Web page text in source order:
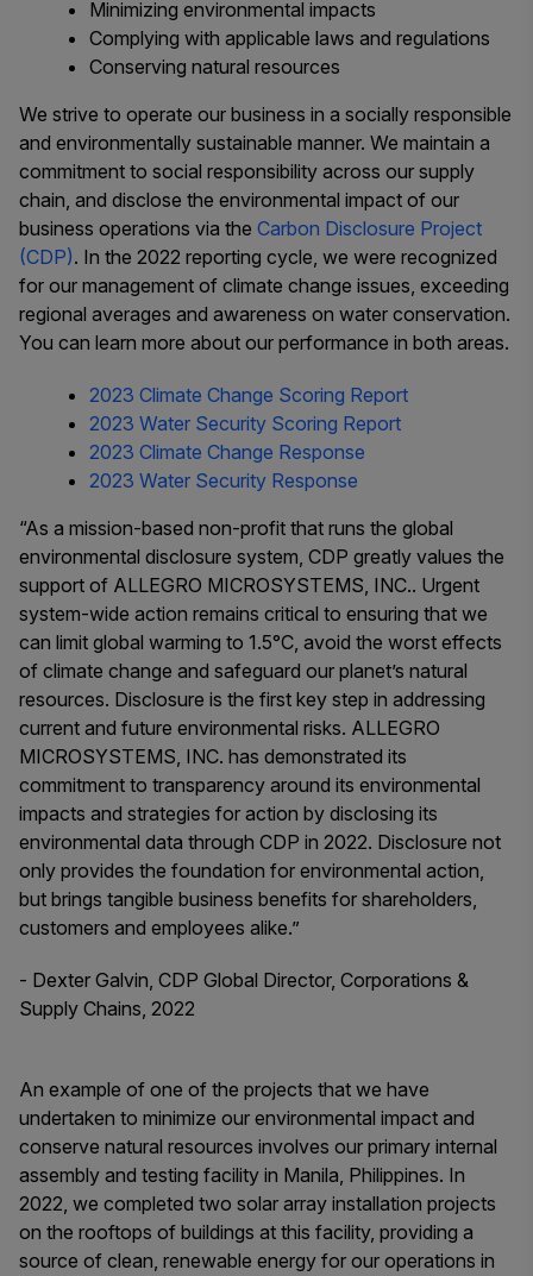
Minimizing environmental impacts
Complying with applicable laws and regulations
Conserving natural resources
We strive to operate our business in a socially responsible
and environmentally sustainable manner. We maintain a
commitment to social responsibility across our supply
chain, and disclose the environmental impact of our
business operations via the Carbon Disclosure Project
(CDP). In the 2022 reporting cycle, we were recognized
for our management of climate change issues, exceeding
regional averages and awareness on water conservation.
You can learn more about our performance in both areas.
2023 Climate Change Scoring Report
2023 Water Security Scoring Report
2023 Climate Change Response
2023 Water Security Response
“As a mission-based non-profit that runs the global
environmental disclosure system, CDP greatly values the
support of ALLEGRO MICROSYSTEMS, INC.. Urgent
system-wide action remains critical to ensuring that we
can limit global warming to 1.5°C, avoid the worst effects
of climate change and safeguard our planet’s natural
resources. Disclosure is the first key step in addressing
current and future environmental risks. ALLEGRO
MICROSYSTEMS, INC. has demonstrated its
commitment to transparency around its environmental
impacts and strategies for action by disclosing its
environmental data through CDP in 2022. Disclosure not
only provides the foundation for environmental action,
but brings tangible business benefits for shareholders,
customers and employees alike.”
- Dexter Galvin, CDP Global Director, Corporations &
Supply Chains, 2022
An example of one of the projects that we have
undertaken to minimize our environmental impact and
conserve natural resources involves our primary internal
assembly and testing facility in Manila, Philippines. In
2022, we completed two solar array installation projects
on the rooftops of buildings at this facility, providing a
source of clean, renewable energy for our operations in